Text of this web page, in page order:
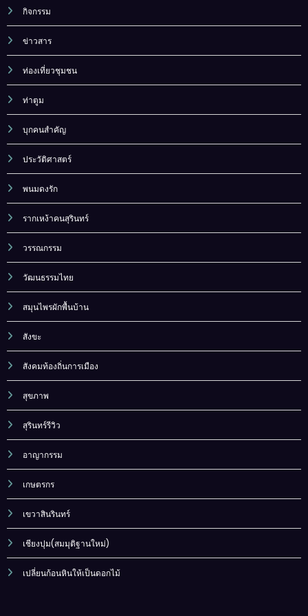
กิจกรรม
ข่าวสาร
ท่องเที่ยวชุมชน
ท่าตูม
บุกคนสำคัญ
ประวัติศาสตร์
พนมดงรัก
รากเหง้าคนสุรินทร์
วรรณกรรม
วัฒนธรรมไทย
สมุนไพรผักพื้นบ้าน
สังขะ
สังคมท้องถิ่นการเมือง
สุขภาพ
สุรินทร์รีวิว
อาญากรรม
เกษตรกร
เขวาสินรินทร์
เชียงปุม(สมมุติฐานใหม่)
เปลี่ยนก้อนหินให้เป็นดอกไม้